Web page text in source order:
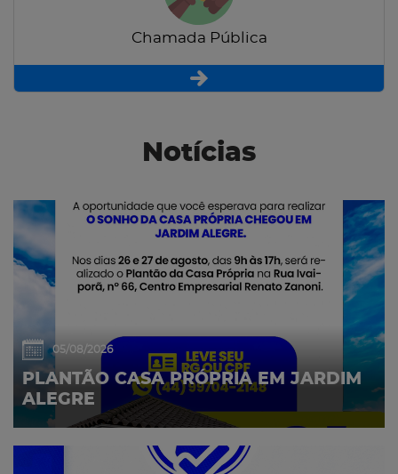
Chamada Pública
Notícias
05/08/2026
PLANTÃO CASA PRÓPRIA EM JARDIM
ALEGRE